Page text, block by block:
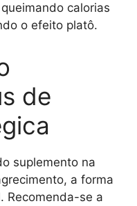
calorias
o efeito platô.
de
suplemento na
a forma
Recomenda-se a